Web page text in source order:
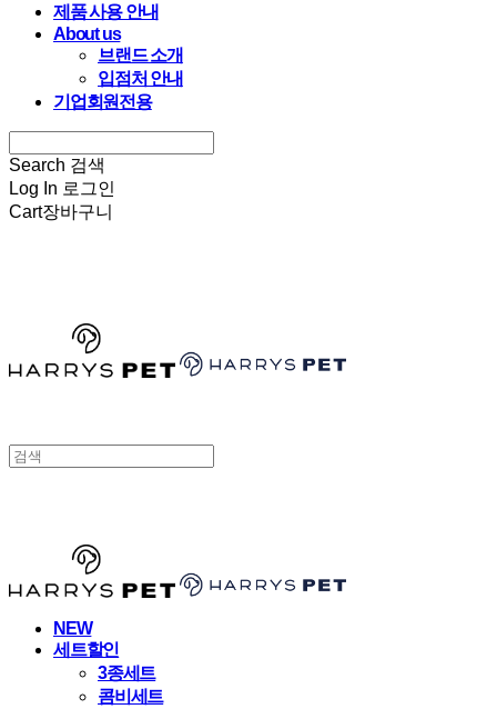
제품 사용 안내
About us
브랜드 소개
입점처 안내
기업회원전용
Search 검색
Log In 로그인
Cart장바구니
NEW
세트할인
3종세트
콤비세트